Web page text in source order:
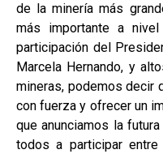
de la minería más
más importante a
participación del
Marcela Hernando, y
mineras, podemos decir
con fuerza y ofrecer un
que anunciamos la
todos a participar